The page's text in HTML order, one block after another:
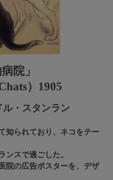
院」
）1905
・スタンラン
知られており、ネコをテー
ンスで過ごした。
院の広告ポスターを、デザ